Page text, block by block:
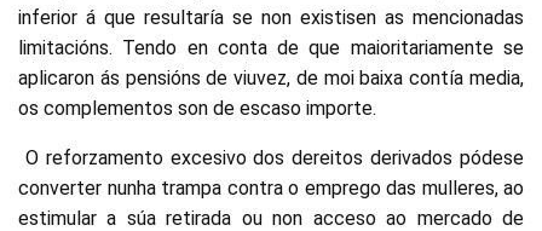
inferior á que resultaría se non existisen as mencionadas
limitacións. Tendo en conta de que maioritariamente se
aplicaron ás pensións de viuvez, de moi baixa contía media,
os complementos son de escaso importe.
O reforzamento excesivo dos dereitos derivados pódese
converter nunha trampa contra o emprego das mulleres, ao
estimular a súa retirada ou non acceso ao mercado de